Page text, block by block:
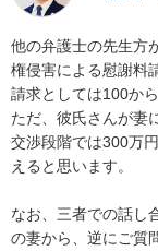
他の弁護士の先生方
権侵害による慰謝料
請求としては100か
ただ、彼氏さんが妻
交渉段階では300万
えると思います。
なお、三者での話し
の妻から、逆にご質